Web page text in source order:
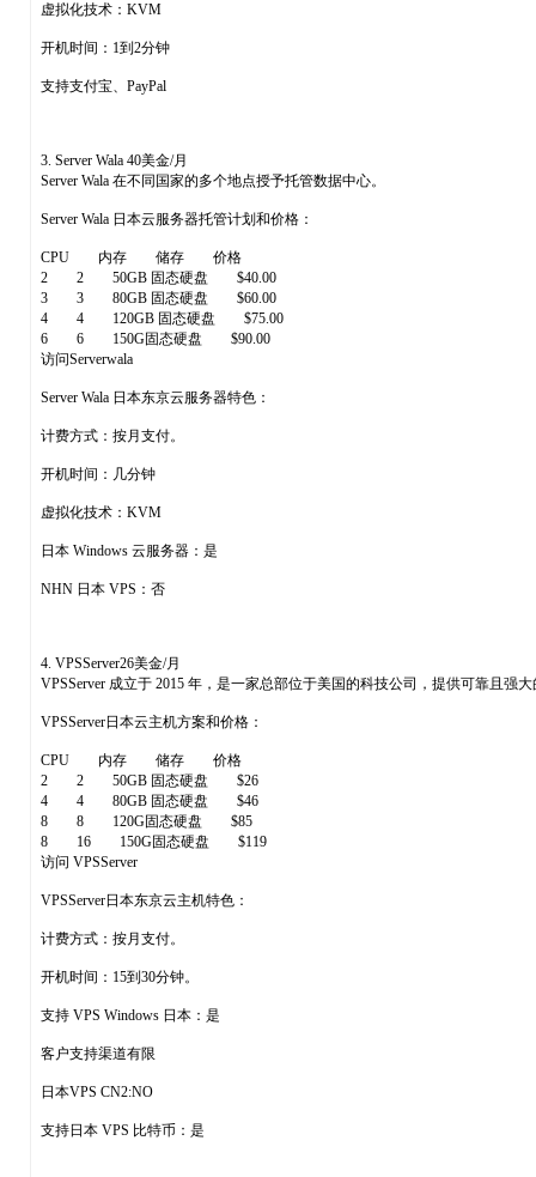
虚拟化技术：KVM
开机时间：1到2分钟
支持支付宝、PayPal
3. Server Wala 40美金/月
Server Wala 在不同国家的多个地点授予托管数据中心。
Server Wala 日本云服务器托管计划和价格：
CPU 内存 储存 价格
2 2 50GB 固态硬盘 $40.00
3 3 80GB 固态硬盘 $60.00
4 4 120GB 固态硬盘 $75.00
6 6 150G固态硬盘 $90.00
访问Serverwala
Server Wala 日本东京云服务器特色：
计费方式：按月支付。
开机时间：几分钟
虚拟化技术：KVM
日本 Windows 云服务器：是
NHN 日本 VPS：否
4. VPSServer26美金/月
VPSServer 成立于 2015 年，是一家总部位于美国的科技公司，提供可靠且强大
VPSServer日本云主机方案和价格：
CPU 内存 储存 价格
2 2 50GB 固态硬盘 $26
4 4 80GB 固态硬盘 $46
8 8 120G固态硬盘 $85
8 16 150G固态硬盘 $119
访问 VPSServer
VPSServer日本东京云主机特色：
计费方式：按月支付。
开机时间：15到30分钟。
支持 VPS Windows 日本：是
客户支持渠道有限
日本VPS CN2:NO
支持日本 VPS 比特币：是